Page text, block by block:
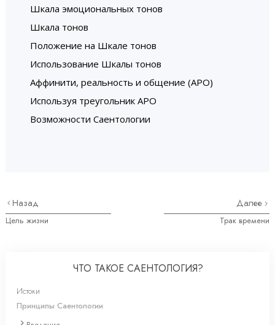
Шкала эмоциональных тонов
Шкала тонов
Положение на Шкале тонов
Использование Шкалы тонов
Аффинити, реальность и общение (АРО)
Используя треугольник АРО
Возможности Саентологии
Назад
Цель жизни
Далее
Трак времени
ЧТО ТАКОЕ САЕНТОЛОГИЯ?
Истоки
Принципы Саентологии